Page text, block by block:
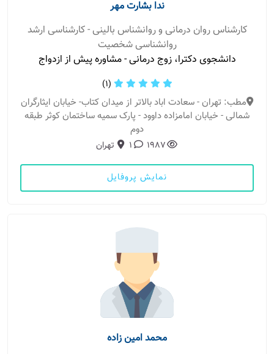
ندا بشارت مهر
کارشناس روان درمانی و روانشناس بالینی - کارشناسی ارشد
روانشناسی شخصیت
دانشجوی دکترا، زوج درمانی - مشاوره پیش از ازدواج
(1)
مطب: تهران - سعادت اباد بالاتر از میدان کتاب- خیابان ایثارگران
شمالی - خیابان امامزاده داوود - پارک سمیه ساختمان کوثر طبقه
دوم
1987
1 تهران
نمایش پروفایل
محمد امین زاده